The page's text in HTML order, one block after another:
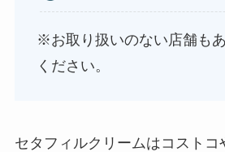
※お取り扱いのない店舗も
ください。
セタフィルクリームはコストコ